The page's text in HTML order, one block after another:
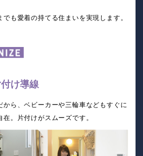
も愛着の持てる住まいを実現します。
け導線
から、ベビーカーや三輪車などもすぐに
。片付けがスムーズです。